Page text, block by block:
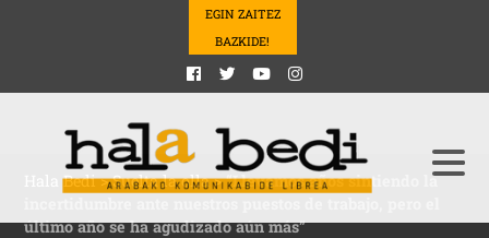
EGIN ZAITEZ
BAZKIDE!
Hala Bedi>Suelta la olla>“Llevamos años sintiendo la
último año se ha agudizado aún más”